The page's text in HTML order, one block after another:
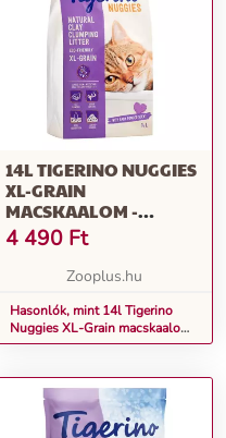
14L TIGERINO NUGGIES
XL-GRAIN
MACSKAALOM -
BABAPÚDER ILLATÚ
4 490 Ft
Zooplus.hu
Hasonlók, mint 14l Tigerino
Nuggies XL-Grain macskaalom
- babapúder illatú